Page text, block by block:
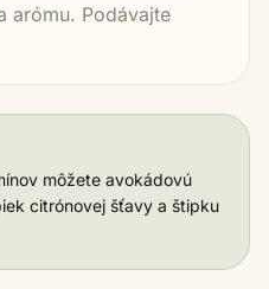
arómu. Podávajte
môžete avokádovú
citrónovej šťavy a štipku